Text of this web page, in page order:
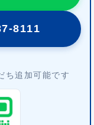
8111
ち追加可能です